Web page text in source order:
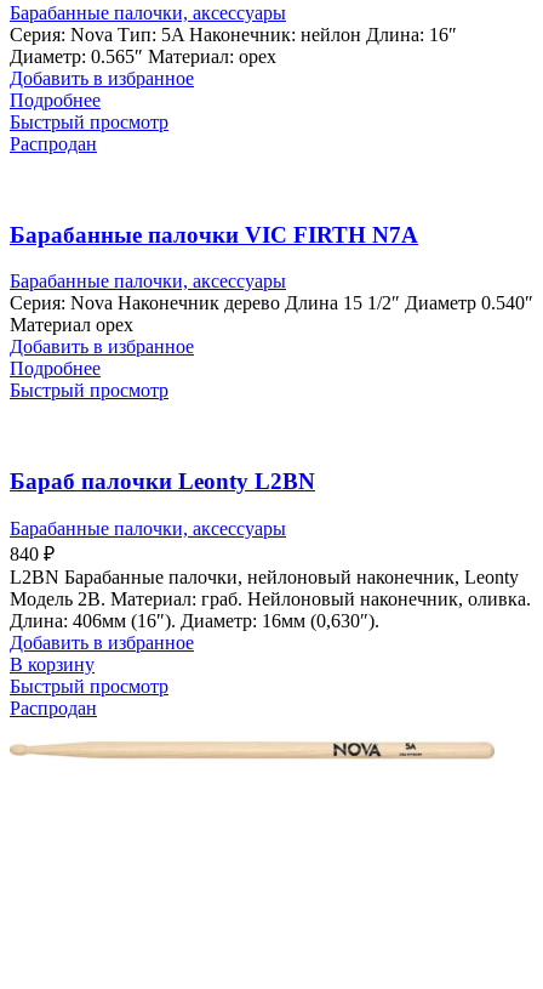
Барабанные палочки, аксессуары
Серия: Nova Тип: 5A Наконечник: нейлон Длина: 16″
Диаметр: 0.565″ Материал: орех
Добавить в избранное
Подробнее
Быстрый просмотр
Распродан
Барабанные палочки VIC FIRTH N7A
Барабанные палочки, аксессуары
Серия: Nova Наконечник дерево Длина 15 1/2″ Диаметр 0.540″
Материал орех
Добавить в избранное
Подробнее
Быстрый просмотр
Бараб палочки Leonty L2BN
Барабанные палочки, аксессуары
840 ₽
L2BN Барабанные палочки, нейлоновый наконечник, Leonty
Модель 2B. Материал: граб. Нейлоновый наконечник, оливка.
Длина: 406мм (16″). Диаметр: 16мм (0,630″).
Добавить в избранное
В корзину
Быстрый просмотр
Распродан